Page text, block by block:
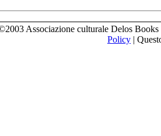
Associazione culturale Delos
Policy |